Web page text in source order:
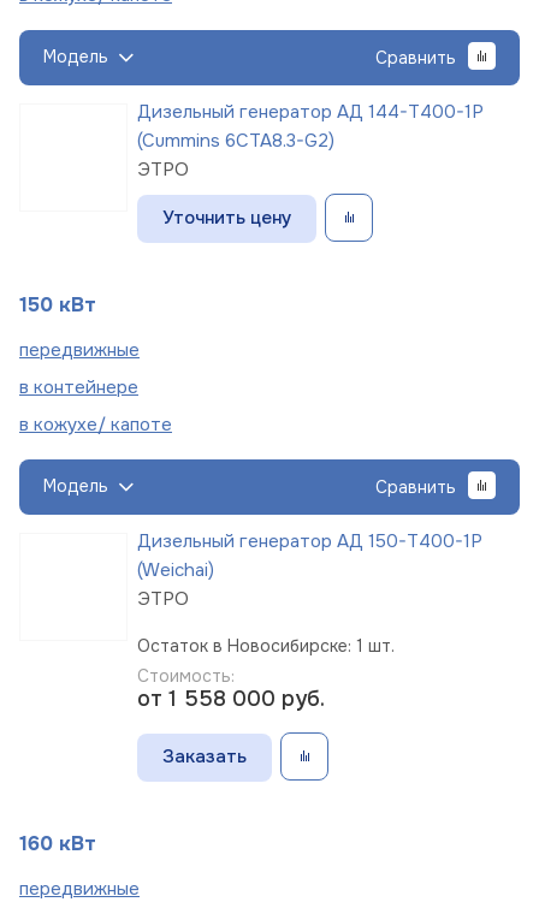
Модель Сравнить
Дизельный генератор АД 144-Т400-1Р
(Cummins 6CTA8.3-G2)
ЭТРО
Уточнить цену
150 кВт
передвижные
в контейнере
в кожухе/ капоте
Модель Сравнить
Дизельный генератор АД 150-Т400-1Р
(Weichai)
ЭТРО
Остаток в Новосибирске: 1 шт.
Стоимость:
от 1 558 000 руб.
Заказать
160 кВт
передвижные